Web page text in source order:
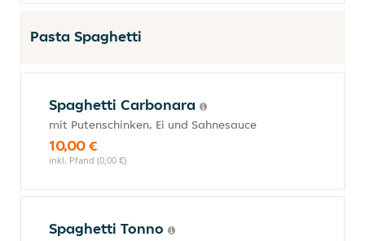
Pasta Spaghetti
Spaghetti Carbonara
mit Putenschinken, Ei und Sahnesauce
10,00 €
inkl. Pfand (0,00 €)
Spaghetti Tonno